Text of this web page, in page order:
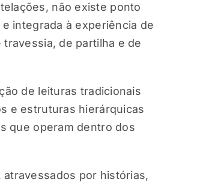
não existe ponto
integrada à experiência de
de partilha e de
de leituras tradicionais
e estruturas hierárquicas
que operam dentro dos
por histórias,